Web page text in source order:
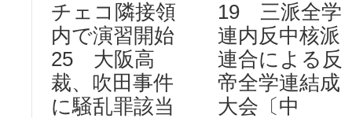
チェコ隣接領
内で演習開始
25 大阪高
裁、吹田事件
に騒乱罪該当
19 三派全学
連内反中核派
連合による反
帝全学連結成
大会〔中